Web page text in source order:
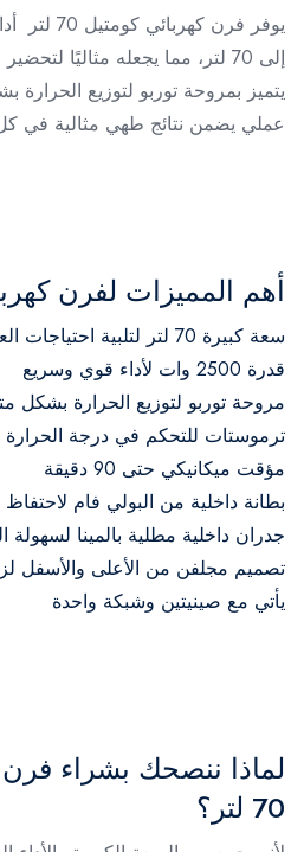
يوفر فرن
إلى 70 لتر، مما يجعله مثاليًا
يتميز بمروحة توربو لتوزيع
عملي يضمن نتائج طهي مثالية في
أهم المميزات لفرن كهربائي
سعة كبيرة 70 لتر لتلبية احتياجات العائلة
قدرة 2500 وات لأداء قوي وسريع
مروحة توربو لتوزيع الحرارة بشكل
ترموستات للتحكم في درجة الحرارة
مؤقت ميكانيكي حتى 90 دقيقة
بطانة داخلية من البولي فام
جدران داخلية مطلية بالمينا لسهولة
تصميم مجلفن من الأعلى والأسفل
يأتي مع صينيتين وشبكة واحدة
لماذا ننصحك بشراء
70 لتر؟